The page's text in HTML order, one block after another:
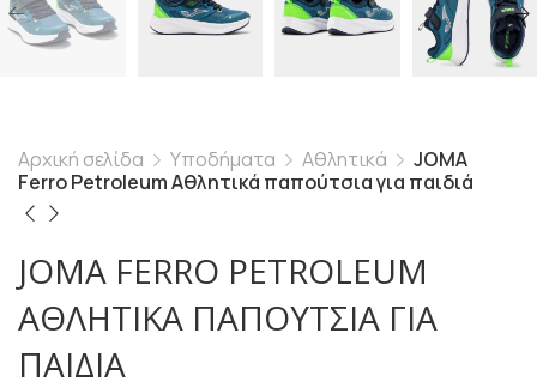
Αρχική σελίδα Υποδήματα Αθλητικά
JOMA
Ferro Petroleum Αθλητικά παπούτσια για παιδιά
JOMA FERRO PETROLEUM
ΑΘΛΗΤΙΚΆ ΠΑΠΟΎΤΣΙΑ ΓΙΑ
ΠΑΙΔΙΆ